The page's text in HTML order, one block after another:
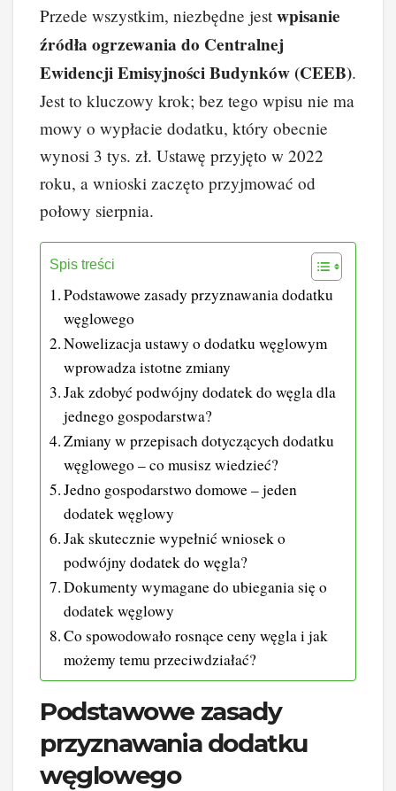
Przede wszystkim, niezbędne jest wpisanie
źródła ogrzewania do Centralnej
Ewidencji Emisyjności Budynków (CEEB).
Jest to kluczowy krok; bez tego wpisu nie ma
mowy o wypłacie dodatku, który obecnie
wynosi 3 tys. zł. Ustawę przyjęto w 2022
roku, a wnioski zaczęto przyjmować od
połowy sierpnia.
Spis treści
Podstawowe zasady przyznawania dodatku
węglowego
Nowelizacja ustawy o dodatku węglowym
wprowadza istotne zmiany
Jak zdobyć podwójny dodatek do węgla dla
jednego gospodarstwa?
Zmiany w przepisach dotyczących dodatku
węglowego – co musisz wiedzieć?
Jedno gospodarstwo domowe – jeden
dodatek węglowy
Jak skutecznie wypełnić wniosek o
podwójny dodatek do węgla?
Dokumenty wymagane do ubiegania się o
dodatek węglowy
Co spowodowało rosnące ceny węgla i jak
możemy temu przeciwdziałać?
Podstawowe zasady
przyznawania dodatku
węglowego